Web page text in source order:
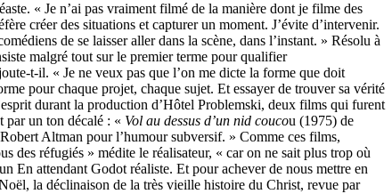
« Je n’ai pas vraiment filmé de la manière dont je filme des
créer des situations et capturer un moment. J’évite d’intervenir.
de se laisser aller dans la scène, dans l’instant. » Résolu à
malgré tout sur le premier terme pour qualifier
t-il. « Je ne veux pas que l’on me dicte la forme que doit
pour chaque projet, chaque sujet. Et essayer de trouver sa vérité
durant la production d’Hôtel Problemski, deux films qui furent
par un ton décalé : « Vol au dessus d’un nid coucou (1975) de
Altman pour l’humour subversif. » Comme ces films,
des réfugiés » médite le réalisateur, « car on ne sait plus trop où
En attendant Godot réaliste. Et pour achever de nous mettre en
la déclinaison de la très vieille histoire du Christ, revue par